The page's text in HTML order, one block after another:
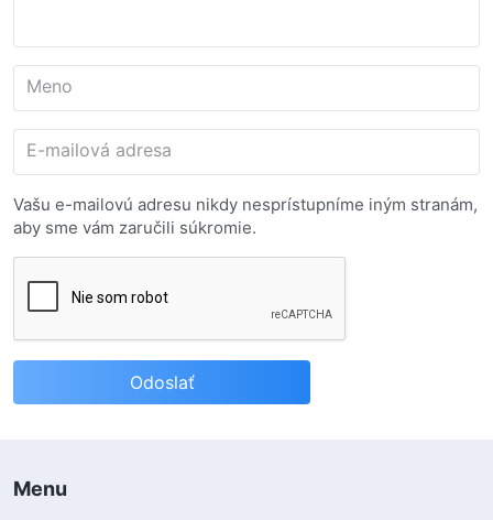
Meno
E-mailová adresa
Vašu e-mailovú adresu nikdy nesprístupníme iným stranám,
aby sme vám zaručili súkromie.
Menu